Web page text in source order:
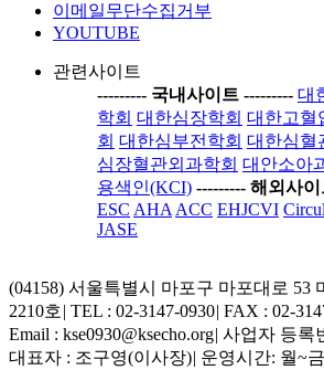
이메일무단수집거부
YOUTUBE
관련사이트
--------- 국내사이트 --------- 대
학회 대한심장학회 대한고혈
회 대한심부전학회 대한심혈
심장혈관외과학회 대안소아
용색인(KCI) --------- 해외사이
ESC AHA ACC EHJCVI
JASE
(04158) 서울특별시 마포구 마포대로 53
2210호 | TEL : 02-3147-0930| FAX : 02-
Email : kse0930@ksecho.org| 사업자 등록
대표자 : 조구영(이사장)| 운영시간: 월~